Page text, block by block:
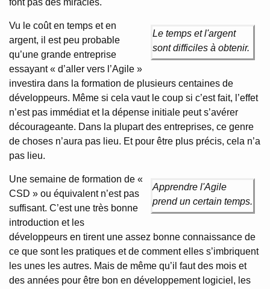
font pas des miracles.
Le temps et l'argent
sont difficiles à obtenir.
Vu le coût en temps et en
argent, il est peu probable
qu’une grande entreprise
essayant « d’aller vers l’Agile »
investira dans la formation de plusieurs centaines de
développeurs. Même si cela vaut le coup si c’est fait, l’effet
n’est pas immédiat et la dépense initiale peut s’avérer
décourageante. Dans la plupart des entreprises, ce genre
de choses n’aura pas lieu. Et pour être plus précis, cela n’a
pas lieu.
Apprendre l'Agile
prend un certain temps.
Une semaine de formation de «
CSD » ou équivalent n’est pas
suffisant. C’est une très bonne
introduction et les
développeurs en tirent une assez bonne connaissance de
ce que sont les pratiques et de comment elles s’imbriquent
les unes les autres. Mais de même qu’il faut des mois et
des années pour être bon en développement logiciel, les